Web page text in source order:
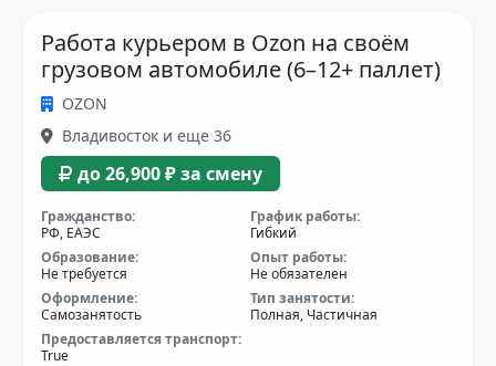
Работа курьером в Ozon на своём
грузовом автомобиле (6–12+ паллет)
OZON
Владивосток и еще 36
до 26,900 ₽ за смену
Гражданство:
РФ, ЕАЭС
График работы:
Гибкий
Образование:
Не требуется
Опыт работы:
Не обязателен
Оформление:
Самозанятость
Тип занятости:
Полная, Частичная
Предоставляется транспорт:
True